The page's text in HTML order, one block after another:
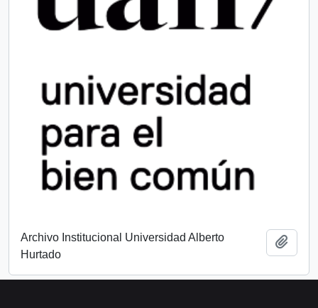
Archivo Institucional Universidad Alberto
Hurtado